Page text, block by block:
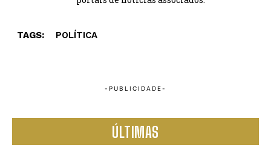
TAGS: POLÍTICA
ÚLTIMAS